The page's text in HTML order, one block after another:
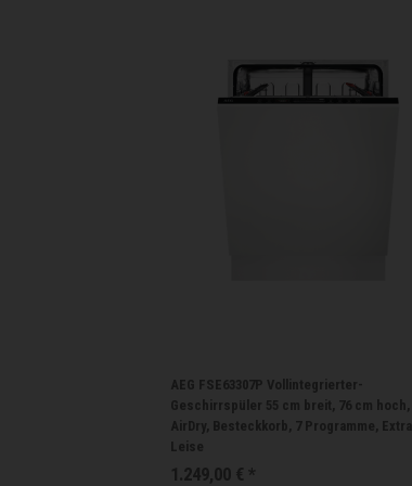
AEG FSE63307P Vollintegrierter-
Geschirrspüler 55 cm breit, 76 cm hoch,
AirDry, Besteckkorb, 7 Programme, Extra
Leise
1.249,00 € *